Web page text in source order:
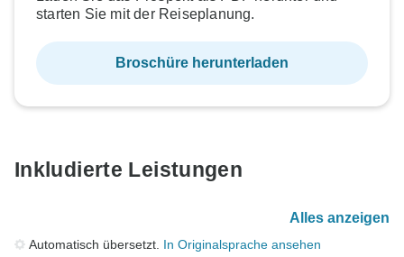
starten Sie mit der Reiseplanung.
Broschüre herunterladen
Inkludierte Leistungen
Alles anzeigen
Automatisch übersetzt. In Originalsprache ansehen